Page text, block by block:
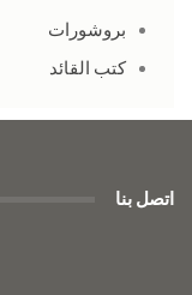
بروشورات
كتب القائد
اتصل بنا